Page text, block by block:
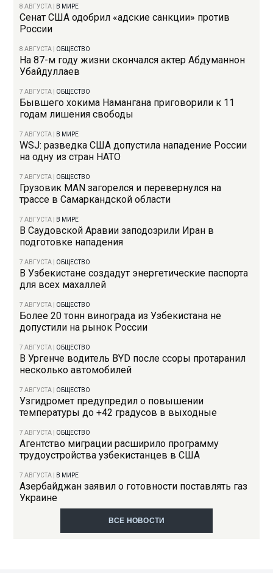
8 АВГУСТА В МИРЕ
Сенат США одобрил «адские санкции» против
России
8 АВГУСТА ОБЩЕСТВО
На 87-м году жизни скончался актер Абдуманнон
Убайдуллаев
7 АВГУСТА ОБЩЕСТВО
Бывшего хокима Намангана приговорили к 11
годам лишения свободы
7 АВГУСТА В МИРЕ
WSJ: разведка США допустила нападение России
на одну из стран НАТО
7 АВГУСТА ОБЩЕСТВО
Грузовик MAN загорелся и перевернулся на
трассе в Самаркандской области
7 АВГУСТА В МИРЕ
В Саудовской Аравии заподозрили Иран в
подготовке нападения
7 АВГУСТА ОБЩЕСТВО
В Узбекистане создадут энергетические паспорта
для всех махаллей
7 АВГУСТА ОБЩЕСТВО
Более 20 тонн винограда из Узбекистана не
допустили на рынок России
7 АВГУСТА ОБЩЕСТВО
В Ургенче водитель BYD после ссоры протаранил
несколько автомобилей
7 АВГУСТА ОБЩЕСТВО
Узгидромет предупредил о повышении
температуры до +42 градусов в выходные
7 АВГУСТА ОБЩЕСТВО
Агентство миграции расширило программу
трудоустройства узбекистанцев в США
7 АВГУСТА В МИРЕ
Азербайджан заявил о готовности поставлять газ
Украине
ВСЕ НОВОСТИ